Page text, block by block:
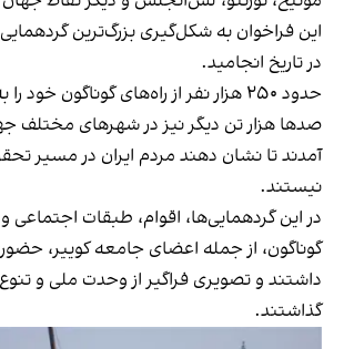
این فراخوان به شکل‌گیری بزرگ‌ترین گردهمایی‌
در تاریخ انجامید.
حدود ۲۵۰ هزار نفر از راه‌های گوناگون
صدها هزار تن دیگر نیز در شهرهای مختلف
آمدند تا نشان دهند مردم ایران در مسیر
نیستند.
در این گردهمایی‌ها، اقوام، طبقات اجتماعی
گوناگون، از جمله اعضای جامعه کوییر،
داشتند و تصویری فراگیر از وحدت ملی و
گذاشتند.